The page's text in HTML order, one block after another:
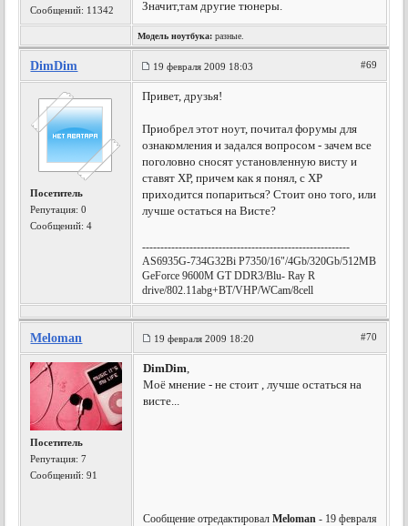
Сообщений: 11342 Значит,там другие тюнеры.
Модель ноутбука: разные.
DimDim 19 февраля 2009 18:03 #69
Посетитель
Репутация:0
Сообщений: 4
Привет, друзья!
Приобрел этот ноут, почитал форумы для
ознакомления и задался вопросом - зачем все
поголовно сносят установленную висту и
ставят ХР, причем как я понял, с ХР
приходится попариться? Стоит оно того, или
лучше остаться на Висте?
---------------------------------------------------------
AS6935G-734G32Bi P7350/16"/4Gb/320Gb/512MB
GeForce 9600M GT DDR3/Blu- Ray R
drive/802.11abg+BT/VHP/WCam/8cell
Meloman 19 февраля 2009 18:20 #70
Посетитель
Репутация:7
Сообщений: 91
DimDim,
Моё мнение - не стоит , лучше остаться на
висте...
Сообщение отредактировалMeloman - 19 февраля